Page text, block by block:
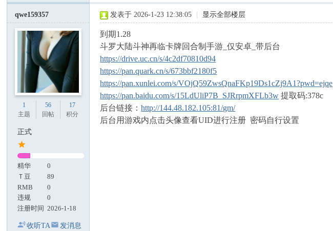
qwe159357
1
主题
56
回帖
17
积分
正式
精华
0
Ｔ豆
89
RMB
0
违规
0
注册时间 2026-1-18
收听TA 发消息
发表于 2026-1-23 12:38:05 显示全部楼层
到期1.28
斗罗大陆斗神再临卡牌回合制手游_仅安卓_带后台
https://drive.uc.cn/s/4c2df70810d94
https://pan.quark.cn/s/673bbf2180f5
https://pan.xunlei.com/s/VOjQ59ZwsQnaFKp19Ds1cZj9A1?pwd=ejqe
https://pan.baidu.com/s/15LdUliP7B_SJRrpmXFLb3w 提取码:378c
后台链接：http://144.48.182.105:81/gm/
后台用游戏内点击头像查看UID进行注册 密码自行设置